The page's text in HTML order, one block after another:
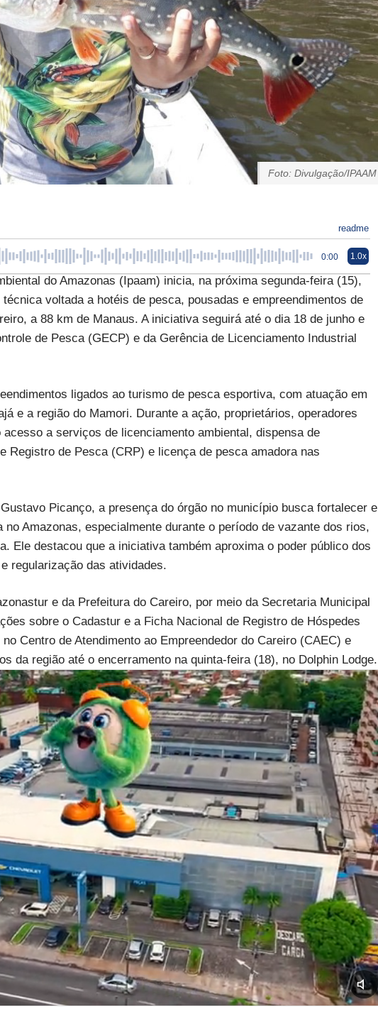
Foto: Divulgação/IPAAM
readme
0:00 1.0x
do Amazonas (Ipaam) inicia, na próxima segunda-feira (15),
voltada a hotéis de pesca, pousadas e empreendimentos de
a 88 km de Manaus. A iniciativa seguirá até o dia 18 de junho e
de Pesca (GECP) e da Gerência de Licenciamento Industrial
ligados ao turismo de pesca esportiva, com atuação em
e a região do Mamori. Durante a ação, proprietários, operadores
a serviços de licenciamento ambiental, dispensa de
Registro de Pesca (CRP) e licença de pesca amadora nas
Picanço, a presença do órgão no município busca fortalecer e
Amazonas, especialmente durante o período de vazante dos rios,
Ele destacou que a iniciativa também aproxima o poder público dos
regularização das atividades.
e da Prefeitura do Careiro, por meio da Secretaria Municipal
sobre o Cadastur e a Ficha Nacional de Registro de Hóspedes
Centro de Atendimento ao Empreendedor do Careiro (CAEC) e
da região até o encerramento na quinta-feira (18), no Dolphin Lodge.